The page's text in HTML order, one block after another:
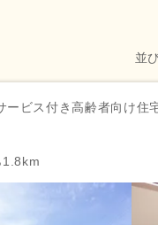
健福祉士(15)
免許(48)
日(21)
み(7)
並
ービス付き高齢者向け住
1.8km